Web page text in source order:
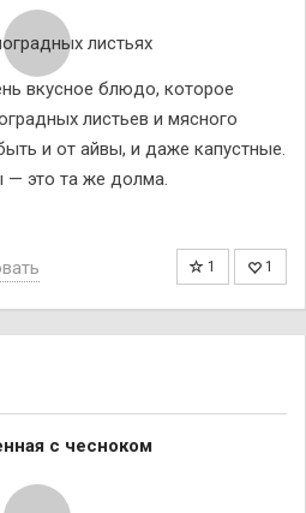
вкусное блюдо, которое
листьев и мясного
и от айвы, и даже капустные.
— это та же долма.
1 1
с чесноком